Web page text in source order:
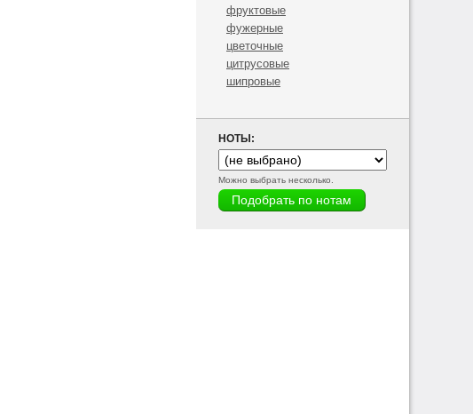
фруктовые
фужерные
цветочные
цитрусовые
шипровые
НОТЫ:
Можно выбрать несколько.